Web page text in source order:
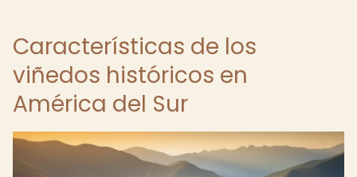
Características de los
viñedos históricos en
América del Sur